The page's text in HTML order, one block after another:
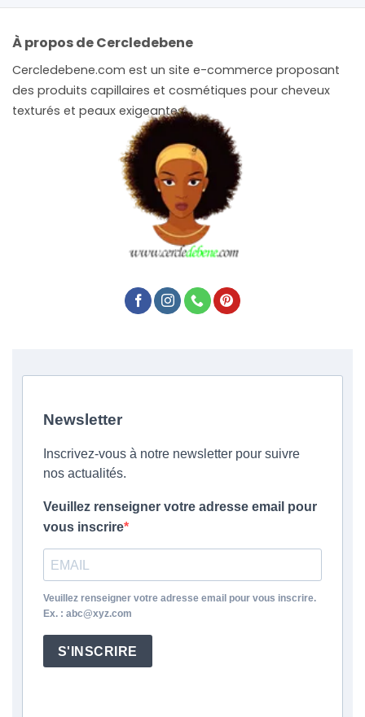
À propos de Cercledebene
Cercledebene.com est un site e-commerce proposant
des produits capillaires et cosmétiques pour cheveux
texturés et peaux exigeantes.
Newsletter
Inscrivez-vous à notre newsletter pour suivre
nos actualités.
Veuillez renseigner votre adresse email pour
vous inscrire
Veuillez renseigner votre adresse email pour vous inscrire.
Ex. : abc@xyz.com
S'INSCRIRE